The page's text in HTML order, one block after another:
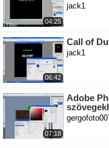
04:25
jack1
06:42
Call of
jack1
07:18
Adobe